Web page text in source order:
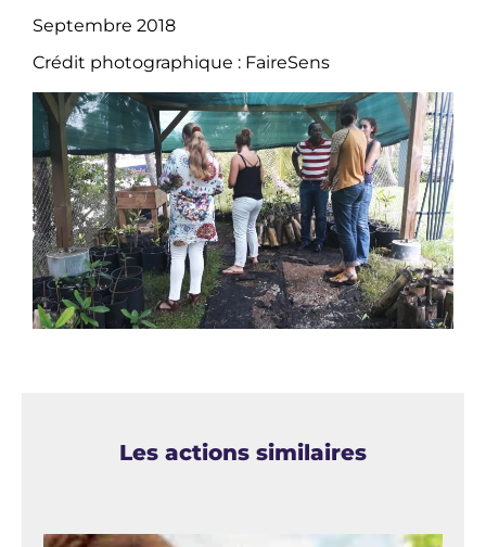
Septembre 2018
Crédit photographique : FaireSens
Les actions similaires